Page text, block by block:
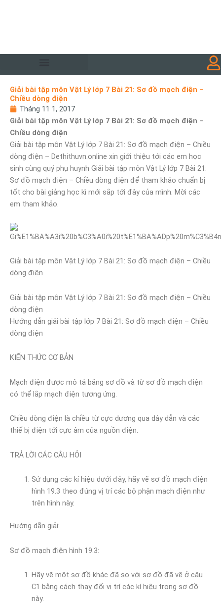
Giải bài tập môn Vật Lý lớp 7 Bài 21: Sơ đồ mạch điện –
Chiều dòng điện
Tháng 11 1, 2017
Giải bài tập môn Vật Lý lớp 7 Bài 21: Sơ đồ mạch điện –
Chiều dòng điện
Giải bài tập môn Vật Lý lớp 7 Bài 21: Sơ đồ mạch điện – Chiều
dòng điện – Dethithuvn.online xin giới thiệu tới các em học
sinh cùng quý phụ huynh Giải bài tập môn Vật Lý lớp 7 Bài 21:
Sơ đồ mạch điện – Chiều dòng điện để tham khảo chuẩn bị
tốt cho bài giảng học kì mới sắp tới đây của mình. Mời các
em tham khảo.
Giải bài tập môn Vật Lý lớp 7 Bài 21: Sơ đồ mạch điện – Chiều
dòng điện
Giải bài tập môn Vật Lý lớp 7 Bài 21: Sơ đồ mạch điện – Chiều
dòng điện
Hướng dẫn giải bài tập lớp 7 Bài 21: Sơ đồ mạch điện – Chiều
dòng điện
KIẾN THỨC CƠ BẢN
Mạch điện được mô tả bằng sơ đồ và từ sơ đồ mạch điện
có thể lắp mạch điện tương ứng.
Chiều dòng điện là chiều từ cực dương qua dây dẫn và các
thiế bị điện tới cực âm của nguồn điện.
TRẢ LỜI CÁC CÂU HỎI
Sử dụng các kí hiệu dưới đây, hãy vẽ sơ đồ mạch điện
hình 19.3 theo đúng vị trí các bộ phận mạch điện như
trên hình này.
Hướng dẫn giải:
Sơ đồ mạch điện hình 19.3:
Hãy vẽ một sơ đồ khác đã so với sơ đồ đã vẽ ở câu
C1 bằng cách thay đổi vị trí các kí hiệu trong sơ đồ
này.